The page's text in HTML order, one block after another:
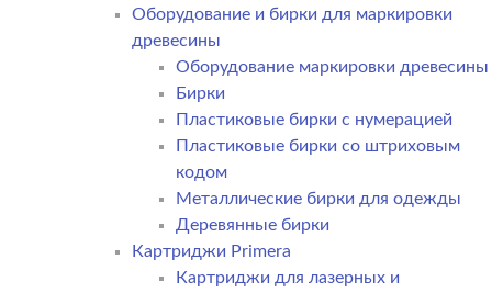
Оборудование и бирки для маркировки
древесины
Оборудование маркировки древесины
Бирки
Пластиковые бирки с нумерацией
Пластиковые бирки со штриховым
кодом
Металлические бирки для одежды
Деревянные бирки
Картриджи Primera
Картриджи для лазерных и